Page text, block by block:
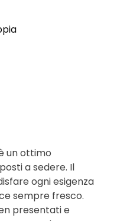
un ottimo
a sedere. Il
ogni esigenza
sempre fresco.
presentati e